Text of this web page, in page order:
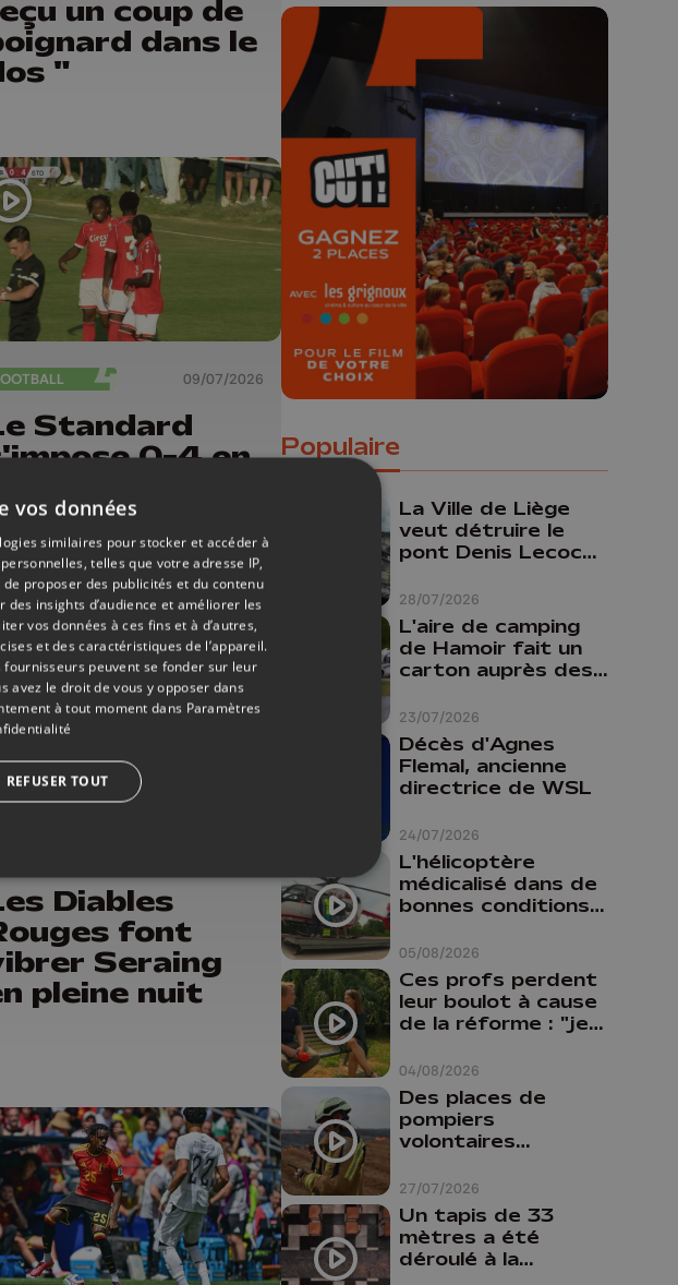
un coup de
dans le
"
09/07/2026
Standard
0-4 en
Diables
font
Seraing
pleine nuit
🎬 Concours CUT x
Les Grignoux ✨
Concours permanent - 2 places à
gagner chaque semaine !
Populaire
28/07/2026
La Ville de Liège
veut détruire le
pont Denis Lecocq
budget pour le
faire
23/07/2026
L'aire de camping
de Hamoir fait un
carton auprès des
24/07/2026
Décès d'Agnes
Flemal, ancienne
directrice de WSL
05/08/2026
L'hélicoptère
médicalisé dans de
bonnes conditions à
04/08/2026
Ces profs perdent
leur boulot à cause
de la réforme : "je
comme prof que
comme
pharmacienne"
27/07/2026
Des places de
pompiers
volontaires
province de Liège :
"Un citoyen qui
n'est formé ne
peut pas nous
aider"
Un tapis de 33
mètres a été
déroulé à la
vos données
similaires pour stocker et accéder à
telles que votre adresse IP,
proposer des publicités et du contenu
insights d’audience et améliorer les
vos données à ces fins et à d’autres,
et des caractéristiques de l’appareil.
fournisseurs peuvent se fonder sur leur
avez le droit de vous y opposer dans
à tout moment dans Paramètres
REFUSER TOUT